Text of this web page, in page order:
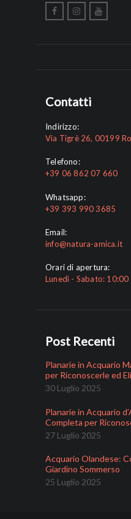
Contatti
Indirizzo:
Via Tigrè 26, 00199
Telefono:
+39 06 862 07 660
Whatsapp:
+39 393 990 3685
Email:
info@natura-amica.it
Orari di apertura:
Lunedì - Sabato:
Post Recenti
Planarie in Acquario
per Riconoscerle ed
30 Luglio 2025
Planarie in Acquario
Completa per
27 Luglio 2025
Acquario Olandese:
Giardino Sommerso
25 Luglio 2025